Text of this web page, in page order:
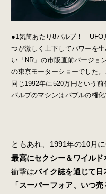
●1気筒あたり8バルブ！ UFO
つが激しく上下してパワーを
い「NR」の市販直前バージョ
の東京モーターショーでした
同じ1992年に520万円という
バルブのマシンはバブルの権
ともあれ、1991年の10月
最高にセクシー＆ワイル
衝撃はバイク誌を通じて
「スーパーフォア、いつ売